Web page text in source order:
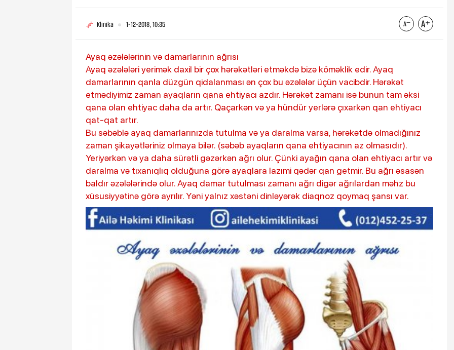
Klinika 1-12-2018, 10:35
Ayaq əzələlərinin və damarlarının ağrısı
Ayaq əzələləri yerimək daxil bir çox hərəkətləri etməkdə bizə köməklik edir. Ayaq
damarlarının qanla düzgün qidalanması ən çox bu əzələlər üçün vacibdir. Hərəkət
etmədiyimiz zaman ayaqların qana ehtiyacı azdır. Hərəkət zamanı isə bunun tam əksi
qana olan ehtiyac daha da artır. Qaçarkən və ya hündür yerlərə çıxarkən qan ehtiyacı
qat-qat artır.
Bu səbəblə ayaq damarlarınızda tutulma və ya daralma varsa, hərəkətdə olmadığınız
zaman şikayətləriniz olmaya bilər. (səbəb ayaqların qana ehtiyacının az olmasıdır).
Yeriyərkən və ya daha sürətli gəzərkən ağrı olur. Çünki ayağın qana olan ehtiyacı artır və
daralma və tıxanıqlıq olduğuna görə ayaqlara lazımi qədər qan getmir. Bu ağrı əsasən
baldır əzələlərində olur. Ayaq damar tutulması zamanı ağrı digər ağrılardan məhz bu
xüsusiyyətinə görə ayrılır. Yəni yalnız xəstəni dinləyərək diaqnoz qoymaq şansı var.
“Məkkə sazişi”: Bu ölkələrə
mesaj verildi
Ürəyin zəif olub-olmadığını necə
müəyyən etmək olar? - Cərrah
açıqladı